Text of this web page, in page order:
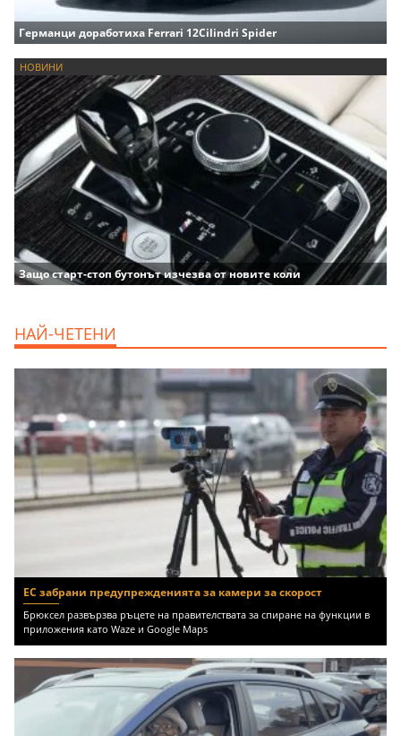
Германци доработиха Ferrari 12Cilindri Spider
НОВИНИ
Защо старт-стоп бутонът изчезва от новите коли
НАЙ-ЧЕТЕНИ
ЕС забрани предупрежденията за камери за скорост
Брюксел развързва ръцете на правителствата за спиране на функции в
приложения като Waze и Google Maps